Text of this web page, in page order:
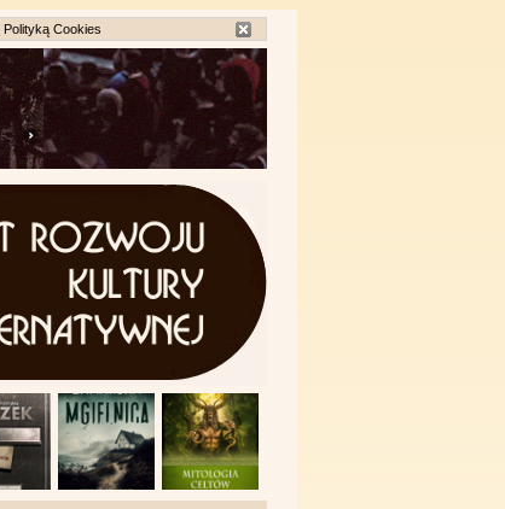
Polityką Cookies